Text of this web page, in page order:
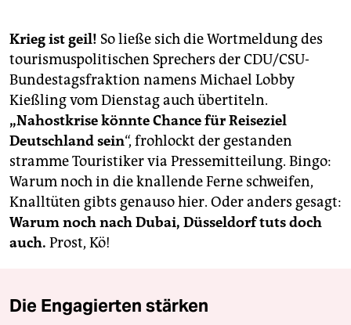
kultur
sport
berlin
nord
wahrheit
verlag
shop
Krieg ist geil! So ließe sich die Wortmeldung des
tourismuspolitischen Sprechers der CDU/CSU-
Bundestagsfraktion namens Michael Lobby
Kießling vom Dienstag auch übertiteln.
„Nahostkrisekönnte Chance für Reiseziel
Deutschland sein“, frohlockt der gestanden
stramme Touristiker via Pressemitteilung. Bingo:
Warum noch in die knallende Ferne schweifen,
Knalltüten gibts genauso hier. Oder anders gesagt:
Warum noch nach Dubai, Düsseldorf tuts doch
auch. Prost, Kö!
Die Engagierten stärken